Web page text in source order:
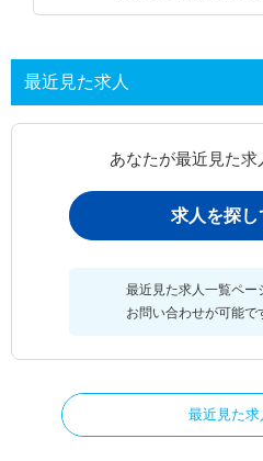
最近見た求人
あなたが最近見た求
求人を探し
最近見た求人一覧ペー
お問い合わせが可能で
最近見た求